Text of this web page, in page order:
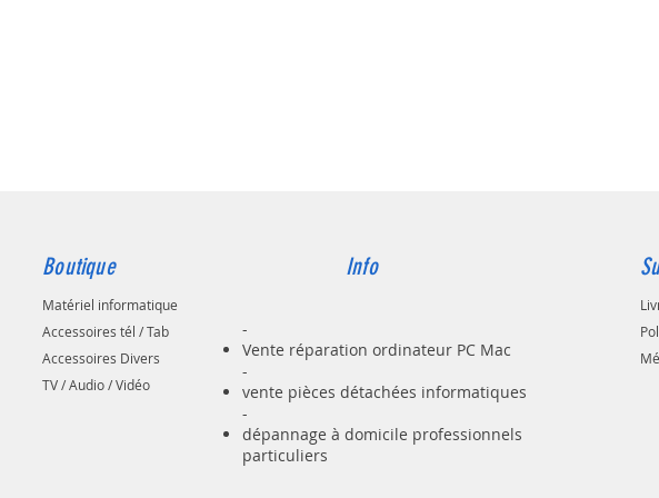
Boutique
Matériel informatique
Accessoires tél / Tab
Accessoires Divers
TV / Audio / Vidéo
Info
-
Vente réparation ordinateur PC Mac
-
vente pièces détachées informatiques
-
dépannage à domicile professionnels
particuliers